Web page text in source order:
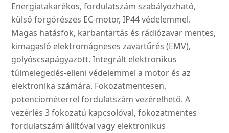
Energiatakarékos, fordulatszám szabályozható,
külső forgórészes EC-motor, IP44 védelemmel.
Magas hatásfok, karbantartás és rádiózavar mentes,
kimagasló elektromágneses zavartűrés (EMV),
golyóscsapágyazott. Integrált elektronikus
túlmelegedés-elleni védelemmel a motor és az
elektronika számára. Fokozatmentesen,
potenciométerrel fordulatszám vezérelhető. A
vezérlés 3 fokozatú kapcsolóval, fokozatmentes
fordulatszám állítóval vagy elektronikus